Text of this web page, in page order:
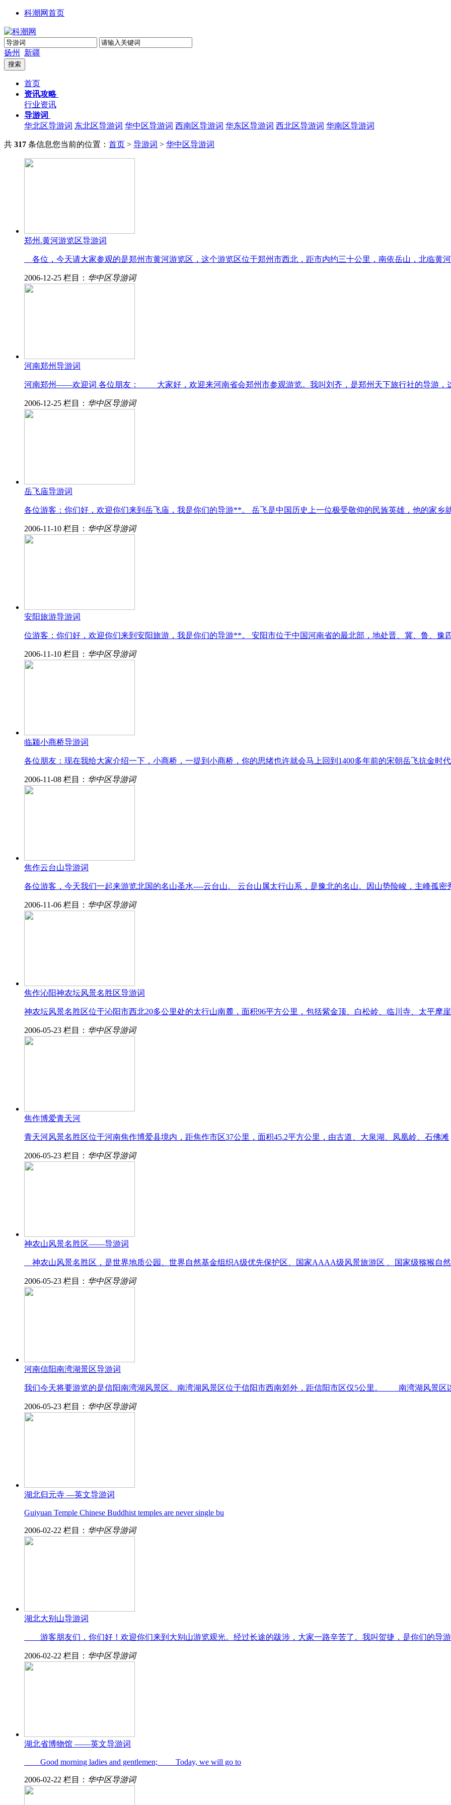
科潮网首页
扬州 新疆
首页
资讯攻略
行业资讯
导游词
华北区导游词 东北区导游词 华中区导游词 西南区导游词 华东区导游词 西北区导游词 华南区导游词
共 317 条信息您当前的位置： 首页 > 导游词 > 华中区导游词
郑州.黄河游览区导游词
各位，今天请大家参观的是郑州市黄河游览区，这个游览区位于郑州市西北，距市内约三十公里，南依岳山，北临黄
2006-12-25 栏目： 华中区导游词
河南郑州导游词
河南郑州——欢迎词 各位朋友： 大家好，欢迎来河南省会郑州市参观游览。我叫刘齐，是郑州天下旅行社的导游，
2006-12-25 栏目： 华中区导游词
岳飞庙导游词
各位游客：你们好，欢迎你们来到岳飞庙，我是你们的导游**。 岳飞是中国历史上一位极受敬仰的民族英雄，他的家乡
2006-11-10 栏目： 华中区导游词
安阳旅游导游词
位游客：你们好，欢迎你们来到安阳旅游，我是你们的导游**。 安阳市位于中国河南省的最北部，地处晋、冀、鲁、豫
2006-11-10 栏目： 华中区导游词
临颍小商桥导游词
各位朋友：现在我给大家介绍一下，小商桥，一提到小商桥，你的思绪也许就会马上回到1400多年前的宋朝岳飞抗金时
2006-11-08 栏目： 华中区导游词
焦作云台山导游词
各位游客，今天我们一起来游览北国的名山圣水----云台山。 云台山属太行山系，是豫北的名山。因山势险峻，主峰孤密
2006-11-06 栏目： 华中区导游词
焦作沁阳神农坛风景名胜区导游词
神农坛风景名胜区位于沁阳市西北20多公里处的太行山南麓，面积96平方公里，包括紫金顶、白松岭、临川寺、太平摩崖
2006-05-23 栏目： 华中区导游词
焦作博爱青天河
青天河风景名胜区位于河南焦作博爱县境内，距焦作市区37公里，面积45.2平方公里，由古道、大泉湖、凤凰岭、石佛滩
2006-05-23 栏目： 华中区导游词
神农山风景名胜区——导游词
神农山风景名胜区，是世界地质公园、世界自然基金组织A级优先保护区、国家AAAA级风景旅游区 、国家级猕猴自
2006-05-23 栏目： 华中区导游词
河南信阳南湾湖景区导游词
我们今天将要游览的是信阳南湾湖风景区。南湾湖风景区位于信阳市西南郊外，距信阳市区仅5公里。 南湾湖风景区
2006-05-23 栏目： 华中区导游词
湖北归元寺 —英文导游词
Guiyuan Temple Chinese Buddhist temples are never single bu
2006-02-22 栏目： 华中区导游词
湖北大别山导游词
游客朋友们，你们好！欢迎你们来到大别山游览观光。经过长途的跋涉，大家一路辛苦了。我叫贺捷，是你们的导
2006-02-22 栏目： 华中区导游词
湖北省博物馆 ——英文导游词
Good morning ladies and gentlemen; Today, we will go to
2006-02-22 栏目： 华中区导游词